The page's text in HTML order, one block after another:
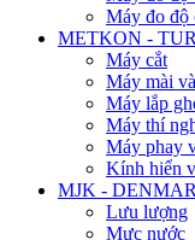
Máy đo độ
METKON -
Máy cắt
Máy mài
Máy lắp
Máy thí
Máy phay
Kính hiển
MJK -
Lưu lượng
Mực nước